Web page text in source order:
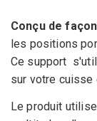
Conçu de
les positions
Ce support
sur votre cuisse
Le produit